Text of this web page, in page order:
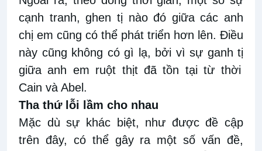
cạnh tranh, ghen tị nàođó giữa các anh
chị em cũng có thể phát triển hơn lên. Điều
này cũng không có gì lạ, bởi vì sự ganh tị
giữa anh em ruột thịtđã tồn tại từ thời
Cain và Abel.
Tha thứ lỗi lầm cho nhau
Mặc dù sự khác biệt, như được đề cập
trên đây, có thể gây ra một số vấn đề,